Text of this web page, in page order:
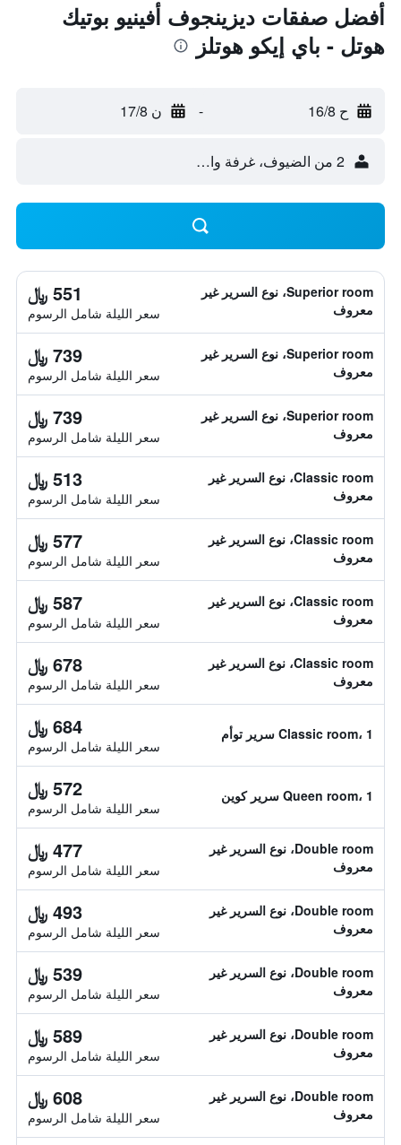
أفضل صفقات ديزينجوف أفينيو بوتيك
هوتل - باي إيكو هوتلز
ح 16/8 - ن 17/8
2 من الضيوف، غرفة واحدة
Superior room، نوع السرير غير
معروف
551 ﷼
سعر الليلة شامل الرسوم
Superior room، نوع السرير غير
معروف
739 ﷼
سعر الليلة شامل الرسوم
Superior room، نوع السرير غير
معروف
739 ﷼
سعر الليلة شامل الرسوم
Classic room، نوع السرير غير
معروف
513 ﷼
سعر الليلة شامل الرسوم
Classic room، نوع السرير غير
معروف
577 ﷼
سعر الليلة شامل الرسوم
Classic room، نوع السرير غير
معروف
587 ﷼
سعر الليلة شامل الرسوم
Classic room، نوع السرير غير
معروف
678 ﷼
سعر الليلة شامل الرسوم
Classic room، 1 سرير توأم 684 ﷼
سعر الليلة شامل الرسوم
Queen room، 1 سرير كوين 572 ﷼
سعر الليلة شامل الرسوم
Double room، نوع السرير غير
معروف
477 ﷼
سعر الليلة شامل الرسوم
Double room، نوع السرير غير
معروف
493 ﷼
سعر الليلة شامل الرسوم
Double room، نوع السرير غير
معروف
539 ﷼
سعر الليلة شامل الرسوم
Double room، نوع السرير غير
معروف
589 ﷼
سعر الليلة شامل الرسوم
Double room، نوع السرير غير
معروف
608 ﷼
سعر الليلة شامل الرسوم